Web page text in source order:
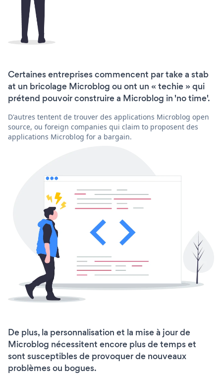
Certaines entreprises commencent par take a stab
at un bricolage Microblog ou ont un « techie » qui
prétend pouvoir construire a Microblog in 'no time'.
D'autres tentent de trouver des applications Microblog open
source, ou foreign companies qui claim to proposent des
applications Microblog for a bargain.
De plus, la personnalisation et la mise à jour de
Microblog nécessitent encore plus de temps et
sont susceptibles de provoquer de nouveaux
problèmes ou bogues.